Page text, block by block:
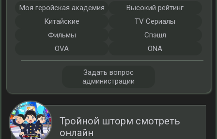
Тройной шторм смотреть
онлайн
Моя геройская академия
Высокий рейтинг
Китайские
TV Сериалы
Фильмы
Спэшл
OVA
ONA
Задать вопрос
администрации